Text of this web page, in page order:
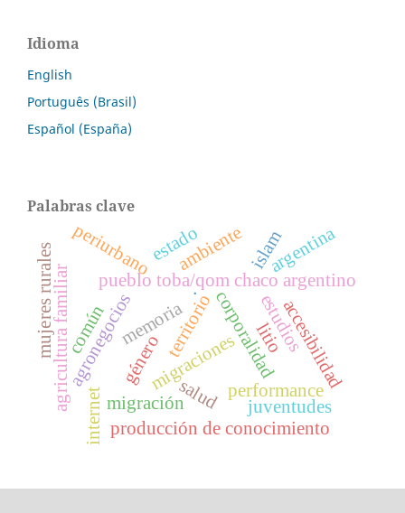
Idioma
English
Português (Brasil)
Español (España)
Palabras clave
pueblo toba/qom chaco argentino
memoria corporalidad
performance
migraciones
juventudes
territorio
salud
accesibilidad
género
migración
agronegocios
periurbano
agricultura familiar litio
mujeres ruralescomún
ambiente
.
internet
estado islam
estudios
argentina
producción de conocimiento